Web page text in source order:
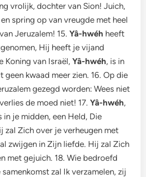
vrolijk, dochter van Sion! Juich,
spring op van vreugde met heel
Jeruzalem! 15.Yâ-hwéh heeft
Hij heeft je vijand
Koning van Israël,Yâ-hwéh, is in
geen kwaad meer zien. 16. Op die
gezegd worden: Wees niet
de moed niet! 17.Yâ-hwéh,
in je midden, een Held, Die
zal Zich over je verheugen met
zwijgen in Zijn liefde. Hij zal Zich
met gejuich. 18. Wie bedroefd
zal Ik verzamelen, zij